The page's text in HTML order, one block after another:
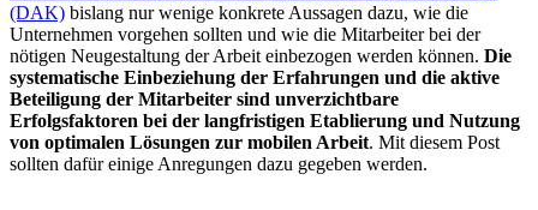
(DAK) bislang nur wenige konkrete Aussagen dazu, wie die
Unternehmen vorgehen sollten und wie die Mitarbeiter bei der
nötigen Neugestaltung der Arbeit einbezogen werden können. Die
systematische Einbeziehung der Erfahrungen und die aktive
Beteiligung der Mitarbeiter sind unverzichtbare
Erfolgsfaktoren bei der langfristigen Etablierung und Nutzung
von optimalen Lösungen zur mobilen Arbeit. Mit diesem Post
sollten dafür einige Anregungen dazu gegeben werden.